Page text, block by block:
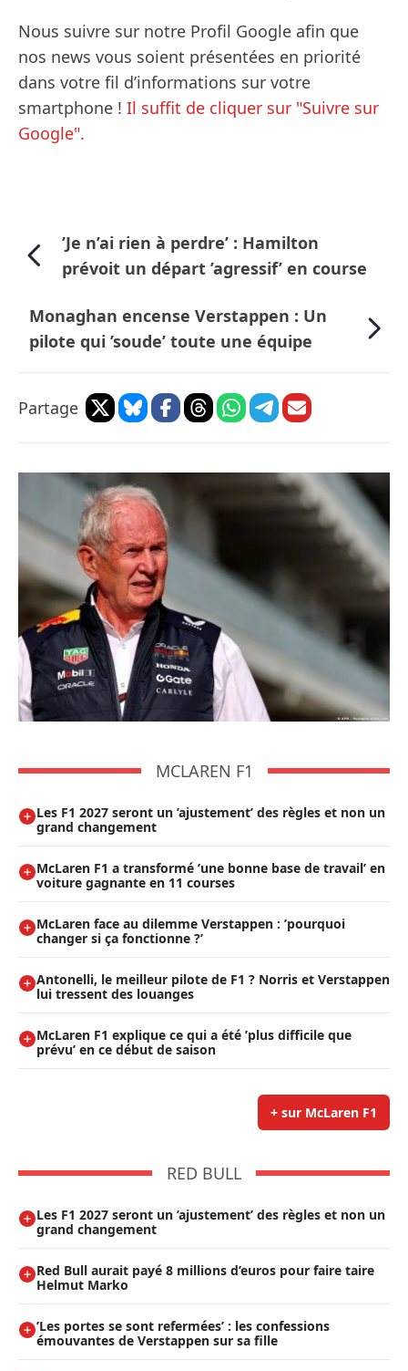
Nous suivre sur notre Profil Google afin que
nos news vous soient présentées en priorité
dans votre fil d’informations sur votre
smartphone ! Il suffit de cliquer sur "Suivre sur
Google".
’Je n’ai rien à perdre’ : Hamilton
prévoit un départ ’agressif’ en course
Monaghan encense Verstappen : Un
pilote qui ’soude’ toute une équipe
Partage
MCLAREN F1
Les F1 2027 seront un ’ajustement’ des règles et non un
grand changement
McLaren F1 a transformé ’une bonne base de travail’ en
voiture gagnante en 11 courses
McLaren face au dilemme Verstappen : ’pourquoi
changer si ça fonctionne ?’
Antonelli, le meilleur pilote de F1 ? Norris et Verstappen
lui tressent des louanges
McLaren F1 explique ce qui a été ’plus difficile que
prévu’ en ce début de saison
+ sur McLaren F1
RED BULL
Les F1 2027 seront un ’ajustement’ des règles et non un
grand changement
Red Bull aurait payé 8 millions d’euros pour faire taire
Helmut Marko
’Les portes se sont refermées’ : les confessions
émouvantes de Verstappen sur sa fille